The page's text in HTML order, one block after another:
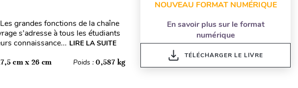
grandes fonctions de la chaîne
s’adresse à tous les étudiants
connaissance... LIRE LA SUITE
cm x 26 cm Poids :0,587 kg
NOUVEAU FORMAT NUMÉRIQUE
En savoir plus sur le format
numérique
TÉLÉCHARGER LE LIVRE